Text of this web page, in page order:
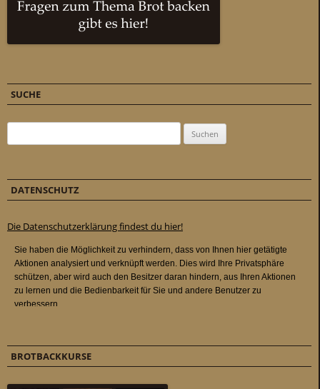
SUCHE
DATENSCHUTZ
Die Datenschutzerklärung findest du hier!
BROTBACKKURSE